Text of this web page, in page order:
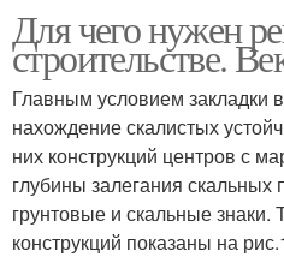
Для чего нужен
строительстве.
Главным условием закладки
нахождение скалистых
них конструкций центров с
глубины залегания скальных
грунтовые и скальные
конструкций показаны на